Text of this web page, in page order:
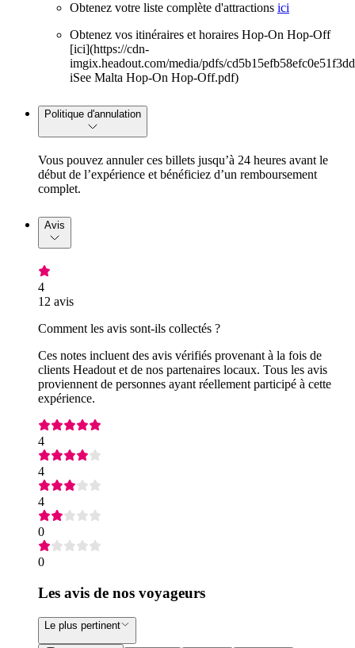
Obtenez votre liste complète d'attractions ici
Obtenez vos itinéraires et horaires Hop-On Hop-Off
[ici](https://cdn-
imgix.headout.com/media/pdfs/
iSee Malta Hop-On Hop-Off.pdf)
Politique d'annulation
Vous pouvez annuler ces billets jusqu’à 24 heures avant le
début de l’expérience et bénéficiez d’un remboursement
complet.
Avis
4
12 avis
Comment les avis sont-ils collectés ?
Ces notes incluent des avis vérifiés provenant à la fois de
clients Headout et de nos partenaires locaux. Tous les avis
proviennent de personnes ayant réellement participé à cette
expérience.
4
4
4
0
0
Les avis de nos voyageurs
Le plus pertinent